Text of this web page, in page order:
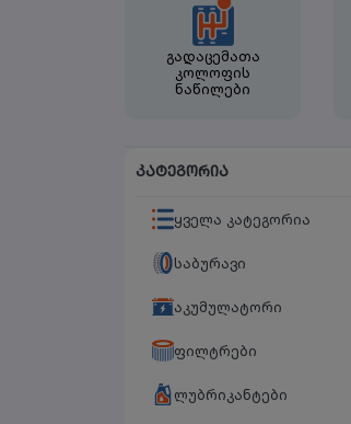
გადაცემათა
კოლოფის
ნაწილები
კატეგორია
ყველა კატეგორია
საბურავი
აკუმულატორი
ფილტრები
ლუბრიკანტები